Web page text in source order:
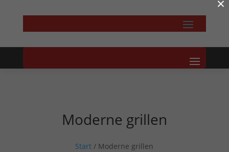
Moderne grillen
Start / Moderne grillen